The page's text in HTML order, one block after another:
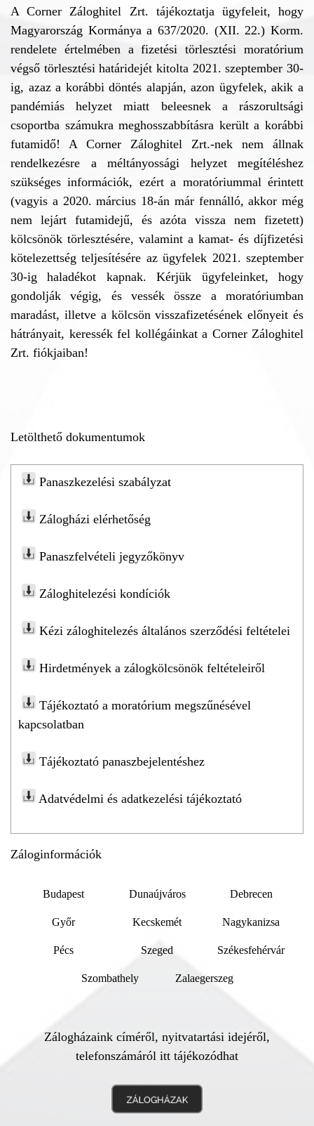
A Corner Záloghitel Zrt. tájékoztatja ügyfeleit, hogy
Magyarország Kormánya a 637/2020. (XII. 22.) Korm.
rendelete értelmében a fizetési törlesztési moratórium
végső törlesztési határidejét kitolta 2021. szeptember 30-
ig, azaz a korábbi döntés alapján, azon ügyfelek, akik a
pandémiás helyzet miatt beleesnek a rászorultsági
csoportba számukra meghosszabbításra került a korábbi
futamidő! A Corner Záloghitel Zrt.-nek nem állnak
rendelkezésre a méltányossági helyzet megítéléshez
szükséges információk, ezért a moratóriummal érintett
(vagyis a 2020. március 18-án már fennálló, akkor még
nem lejárt futamidejű, és azóta vissza nem fizetett)
kölcsönök törlesztésére, valamint a kamat- és díjfizetési
kötelezettség teljesítésére az ügyfelek 2021. szeptember
30-ig haladékot kapnak. Kérjük ügyfeleinket, hogy
gondolják végig, és vessék össze a moratóriumban
maradást, illetve a kölcsön visszafizetésének előnyeit és
hátrányait, keressék fel kollégáinkat a Corner Záloghitel
Zrt. fiókjaiban!
Letölthető dokumentumok
Panaszkezelési szabályzat
Zálogházi elérhetőség
Panaszfelvételi jegyzőkönyv
Záloghitelezési kondíciók
Kézi záloghitelezés általános szerződési feltételei
Hirdetmények a zálogkölcsönök feltételeiről
Tájékoztató a moratórium megszűnésével
kapcsolatban
Tájékoztató panaszbejelentéshez
Adatvédelmi és adatkezelési tájékoztató
Záloginformációk
Budapest Dunaújváros Debrecen
Győr Kecskemét Nagykanizsa
Pécs Szeged Székesfehérvár
Szombathely Zalaegerszeg
Zálogházaink címéről, nyitvatartási idejéről,
telefonszámáról itt tájékozódhat